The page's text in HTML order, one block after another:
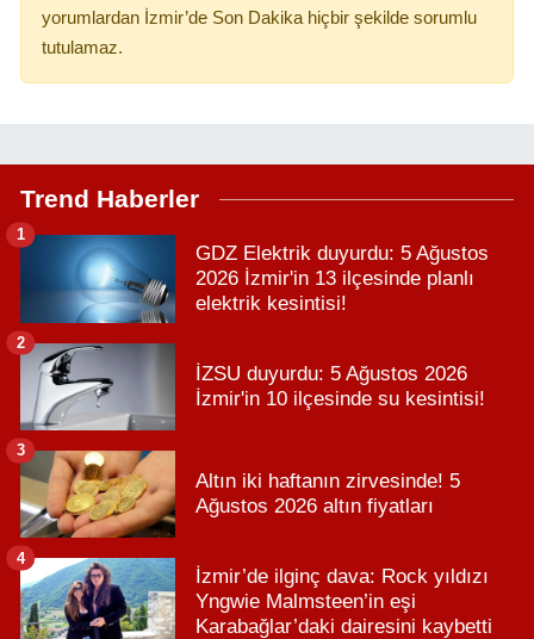
yorumlardan İzmir’de Son Dakika hiçbir şekilde sorumlu
tutulamaz.
Trend Haberler
GDZ Elektrik duyurdu: 5 Ağustos
2026 İzmir'in 13 ilçesinde planlı
elektrik kesintisi!
1
İZSU duyurdu: 5 Ağustos 2026
İzmir'in 10 ilçesinde su kesintisi!
2
Altın iki haftanın zirvesinde! 5
Ağustos 2026 altın fiyatları
3
İzmir’de ilginç dava: Rock yıldızı
Yngwie Malmsteen’in eşi
Karabağlar’daki dairesini kaybetti
4